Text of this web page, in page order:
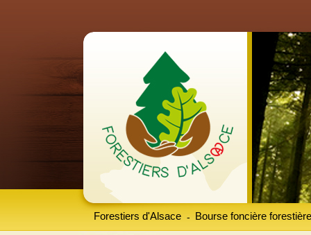
Forestiers d'Alsace Bourse foncière forestière
-